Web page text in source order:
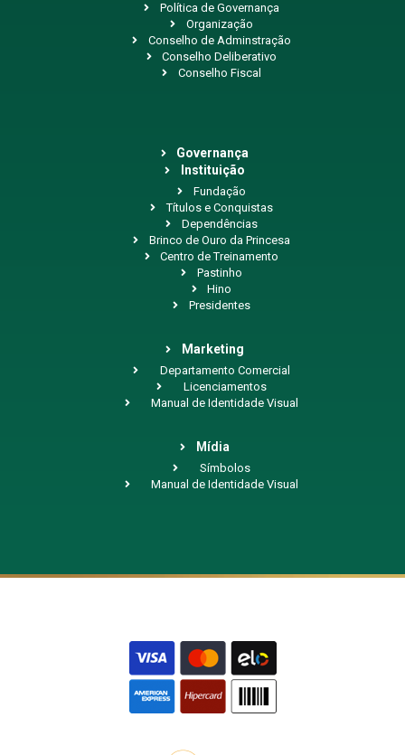
Política de Governança
Organização
Conselho de Adminstração
Conselho Deliberativo
Conselho Fiscal
Governança
Instituição
Fundação
Títulos e Conquistas
Dependências
Brinco de Ouro da Princesa
Centro de Treinamento
Pastinho
Hino
Presidentes
Marketing
Departamento Comercial
Licenciamentos
Manual de Identidade Visual
Mídia
Símbolos
Manual de Identidade Visual